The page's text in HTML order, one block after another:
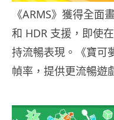
《ARMS》獲得全面
和 HDR 支援，即使
持流暢表現。《寶可
幀率，提供更流暢遊